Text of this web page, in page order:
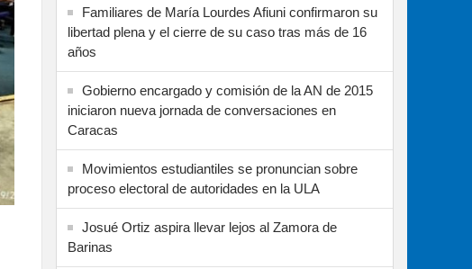
Familiares de María Lourdes Afiuni confirmaron su
libertad plena y el cierre de su caso tras más de 16
años
Gobierno encargado y comisión de la AN de 2015
iniciaron nueva jornada de conversaciones en
Caracas
Movimientos estudiantiles se pronuncian sobre
proceso electoral de autoridades en la ULA
Josué Ortiz aspira llevar lejos al Zamora de
Barinas